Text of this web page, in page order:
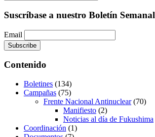
Suscríbase a nuestro Boletín Semanal
Email
Contenido
Boletines (134)
Campañas (75)
Frente Nacional Antinuclear(70)
Manifiesto (2)
Noticias al día de Fukushima
Coordinación (1)